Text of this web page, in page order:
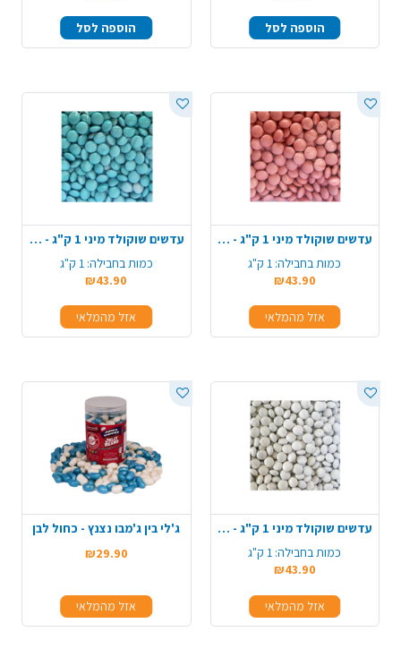
הוספה לסל הוספה לסל
עדשים שוקולד מיני 1 ק"ג - ורוד
כמות בחבילה: 1 ק"ג
₪43.90
אזל מהמלאי
עדשים שוקולד מיני 1 ק"ג - תכלת
כמות בחבילה: 1 ק"ג
₪43.90
אזל מהמלאי
עדשים שוקולד מיני 1 ק"ג - לבן
כמות בחבילה: 1 ק"ג
₪43.90
אזל מהמלאי
ג'לי בין ג'מבו נצנץ - כחול לבן
₪29.90
אזל מהמלאי